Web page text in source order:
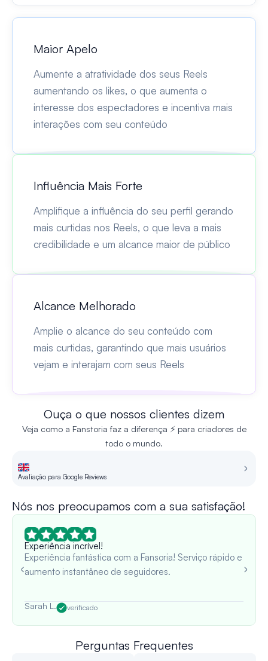
Maior Apelo
Aumente a atratividade dos seus Reels
aumentando os likes, o que aumenta o
interesse dos espectadores e incentiva mais
interações com seu conteúdo
Influência Mais Forte
Amplifique a influência do seu perfil gerando
mais curtidas nos Reels, o que leva a mais
credibilidade e um alcance maior de público
Alcance Melhorado
Amplie o alcance do seu conteúdo com
mais curtidas, garantindo que mais usuários
vejam e interajam com seus Reels
Ouça o que nossos clientes dizem
Veja como a Fanstoria faz a diferença ⚡ para criadores de
todo o mundo.
Avaliação para Google Reviews
Nós nos preocupamos com a sua satisfação!
Experiência incrível!
Experiência fantástica com a Fansoria! Serviço rápido e
aumento instantâneo de seguidores.
Sarah L. verificado
Perguntas Frequentes